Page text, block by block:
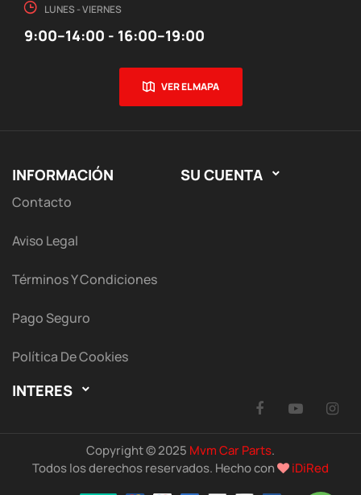
LUNES - VIERNES
9:00–14:00 - 16:00–19:00
VER EL MAPA
INFORMACIÓN
Contacto
Aviso Legal
Términos Y Condiciones
Pago Seguro
Política De Cookies
SU CUENTA 
INTERES 
Facebook
Copyright © 2025 Mvm Car Parts.
Todos los derechos reservados. Hecho con
iDiRed